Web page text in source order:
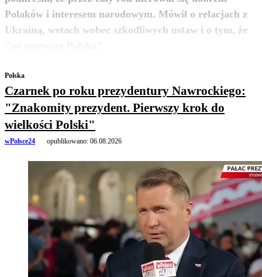
Polaków i interesem narodowym. Mówił o relacjach z
Ukrainą, wetach wobec szkodliwych ustaw i o tym, że
zobacz więcej
Polska
Czarnek po roku prezydentury Nawrockiego:
"Znakomity prezydent. Pierwszy krok do
wielkości Polski"
wPolsce24 opublikowano: 06.08.2026